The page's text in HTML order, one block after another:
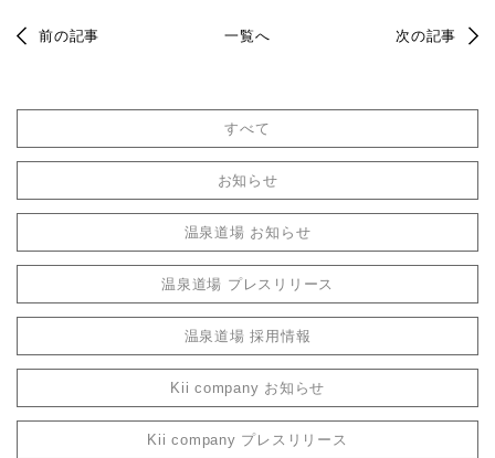
前の記事 一覧へ 次の記事
すべて
お知らせ
温泉道場 お知らせ
温泉道場 プレスリリース
温泉道場 採用情報
Kii company お知らせ
Kii company プレスリリース